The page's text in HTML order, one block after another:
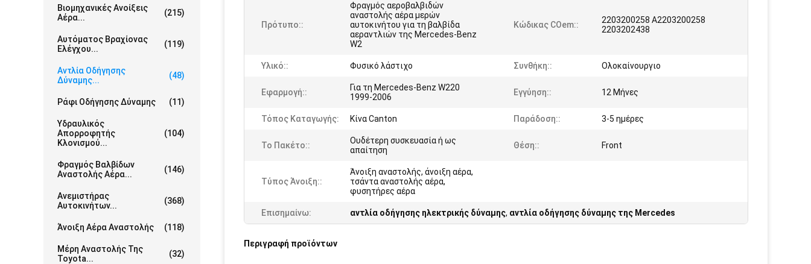
Βιομηχανικές Ανοίξεις
Αέρα...
(215)
Αυτόματος Βραχίονας
Ελέγχου...
(119)
Αντλία Οδήγησης
Δύναμης...
(48)
Ράφι Οδήγησης Δύναμης (11)
Υδραυλικός
Απορροφητής
Κλονισμού...
(104)
Φραγμός Βαλβίδων
Αναστολής Αέρα...
(146)
Ανεμιστήρας
Αυτοκινήτων...
(368)
Άνοιξη Αέρα Αναστολής (118)
Μέρη Αναστολής Της
Toyota...
(32)
Πρότυπο::
Φραγμός αεροβαλβιδών
αναστολής αέρα μερών
αυτοκινήτου για τη βαλβίδα
αεραντλιών της Mercedes-Benz
W2
Κώδικας COem::
2203200258 A2203200258
2203202438
Υλικό:: Φυσικό λάστιχο Συνθήκη:: Ολοκαίνουργιο
Εφαρμογή::
Για τη Mercedes-Benz W220
1999-2006
Εγγύηση:: 12 Μήνες
Τόπος Καταγωγής: Κίνα Canton Παράδοση:: 3-5 ημέρες
Το Πακέτο::
Ουδέτερη συσκευασία ή ως
απαίτηση
Θέση:: Front
Τύπος Άνοιξη::
Άνοιξη αναστολής, άνοιξη αέρα,
τσάντα αναστολής αέρα,
φυσητήρες αέρα
Επισημαίνω: αντλία οδήγησης ηλεκτρικής δύναμης, αντλία οδήγησης δύναμης της Mercedes
Περιγραφή προϊόντων